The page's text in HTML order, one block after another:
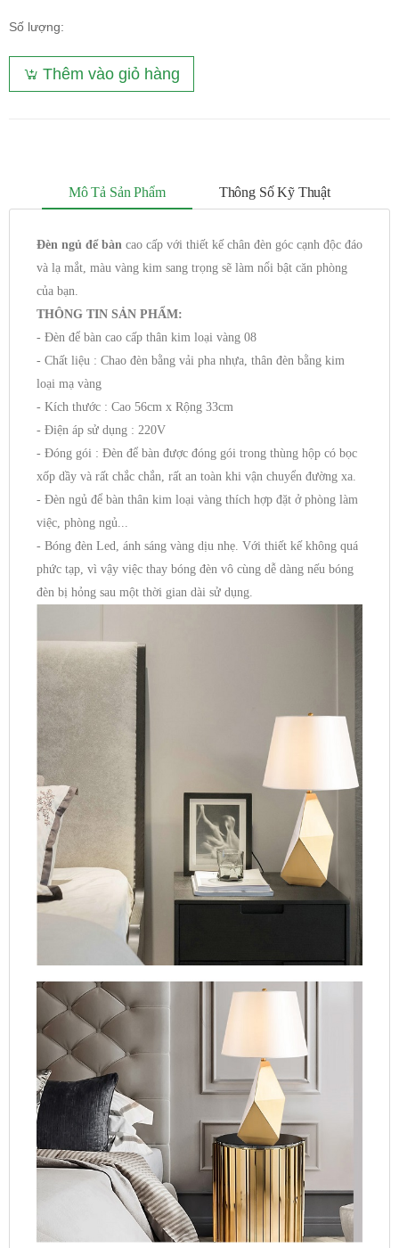
Số lượng:
Thêm vào giỏ hàng
Mô Tả Sản Phẩm Thông Số Kỹ Thuật
Đèn ngủ để bàn cao cấp với thiết kế chân đèn góc cạnh độc đáo
và lạ mắt, màu vàng kim sang trọng sẽ làm nổi bật căn phòng
của bạn.
THÔNG TIN SẢN PHẨM:
- Đèn để bàn cao cấp thân kim loại vàng 08
- Chất liệu : Chao đèn bằng vải pha nhựa, thân đèn bằng kim
loại mạ vàng
- Kích thước : Cao 56cm x Rộng 33cm
- Điện áp sử dụng : 220V
- Đóng gói : Đèn để bàn được đóng gói trong thùng hộp có bọc
xốp dầy và rất chắc chắn, rất an toàn khi vận chuyển đường xa.
- Đèn ngủ để bàn thân kim loại vàng thích hợp đặt ở phòng làm
việc, phòng ngủ...
- Bóng đèn Led, ánh sáng vàng dịu nhẹ. Với thiết kế không quá
phức tạp, vì vậy việc thay bóng đèn vô cùng dễ dàng nếu bóng
đèn bị hỏng sau một thời gian dài sử dụng.